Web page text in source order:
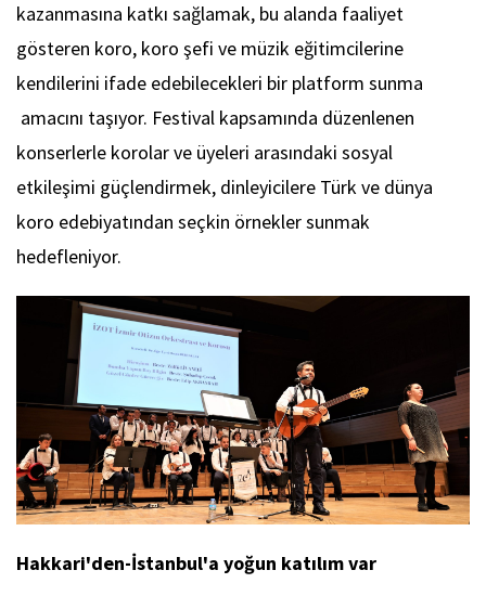
kazanmasına katkı sağlamak, bu alanda faaliyet
gösteren koro, koro şefi ve müzik eğitimcilerine
kendilerini ifade edebilecekleri bir platform sunma
amacını taşıyor. Festival kapsamında düzenlenen
konserlerle korolar ve üyeleri arasındaki sosyal
etkileşimi güçlendirmek, dinleyicilere Türk ve dünya
koro edebiyatından seçkin örnekler sunmak
hedefleniyor.
Hakkari'den-İstanbul'a yoğun katılım var